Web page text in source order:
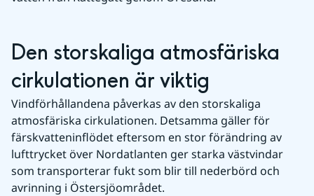
Den storskaliga atmosfäriska
cirkulationen är viktig
Vindförhållandena påverkas av den storskaliga
atmosfäriska cirkulationen. Detsamma gäller för
färskvatteninflödet eftersom en stor förändring av
lufttrycket över Nordatlanten ger starka västvindar
som transporterar fukt som blir till nederbörd och
avrinning i Östersjöområdet.